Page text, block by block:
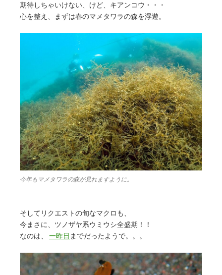
期待しちゃいけない、けど、キアンコウ・・・
心を整え、まずは春のマメタワラの森を浮遊。
今年もマメタワラの森が見れますように。
そしてリクエストの旬なマクロも、
今まさに、ツノザヤ系ウミウシ全盛期！！
なのは、 一昨日 までだったようで。。。